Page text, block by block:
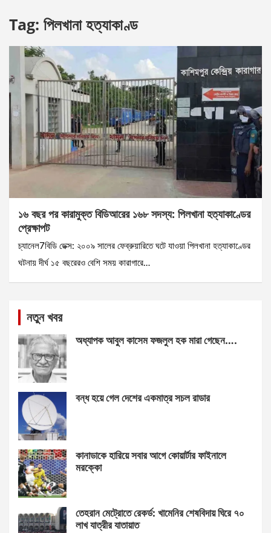
Tag: পিলখানা হত্যাকাণ্ড
১৬ বছর পর কারামুক্ত বিডিআরের ১৬৮ সদস্য: পিলখানা হত্যাকাণ্ডের
প্রেক্ষাপট
চ্যানেল7বিডি ডেক্স: ২০০৯ সালের ফেব্রুয়ারিতে ঘটে যাওয়া পিলখানা হত্যাকাণ্ডের
ঘটনায় দীর্ঘ ১৫ বছরেরও বেশি সময় কারাগারে…
নতুন খবর
অধ্যাপক আবুল কাসেম ফজলুল হক মারা গেছেন….
বন্ধ হয়ে গেল দেশের একমাত্র সচল রাডার
কানাডাকে হারিয়ে সবার আগে কোয়ার্টার ফাইনালে
মরক্কো
তেহরান মেট্রোতে রেকর্ড: খামেনির শেষবিদায় ঘিরে ৭০
লাখ যাত্রীর যাতায়াত